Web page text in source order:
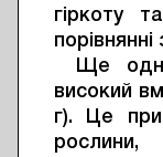
гіркоту
Ще
високий
г). Це